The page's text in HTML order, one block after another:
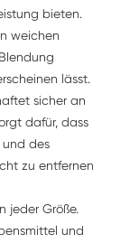
bieten.
weichen
lässt.
sicher an
dafür, dass
des
zu entfernen
jeder Größe.
und